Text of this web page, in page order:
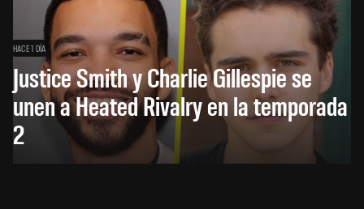
HACE 1 DÍA
Justice Smith y Charlie Gillespie se
unen a Heated Rivalry en la temporada
2